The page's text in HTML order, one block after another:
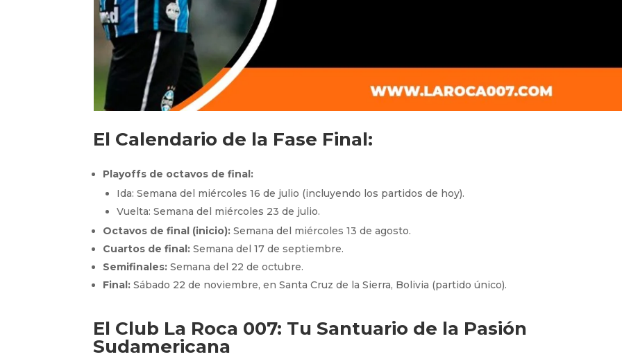
El Calendario de la Fase Final:
Playoffs de octavos de final:
Ida: Semana del miércoles 16 de julio (incluyendo los partidos de hoy).
Vuelta: Semana del miércoles 23 de julio.
Octavos de final (inicio): Semana del miércoles 13 de agosto.
Cuartos de final: Semana del 17 de septiembre.
Semifinales: Semana del 22 de octubre.
Final: Sábado 22 de noviembre, en Santa Cruz de la Sierra, Bolivia (partido único).
El Club La Roca 007: Tu Santuario de la Pasión
Sudamericana